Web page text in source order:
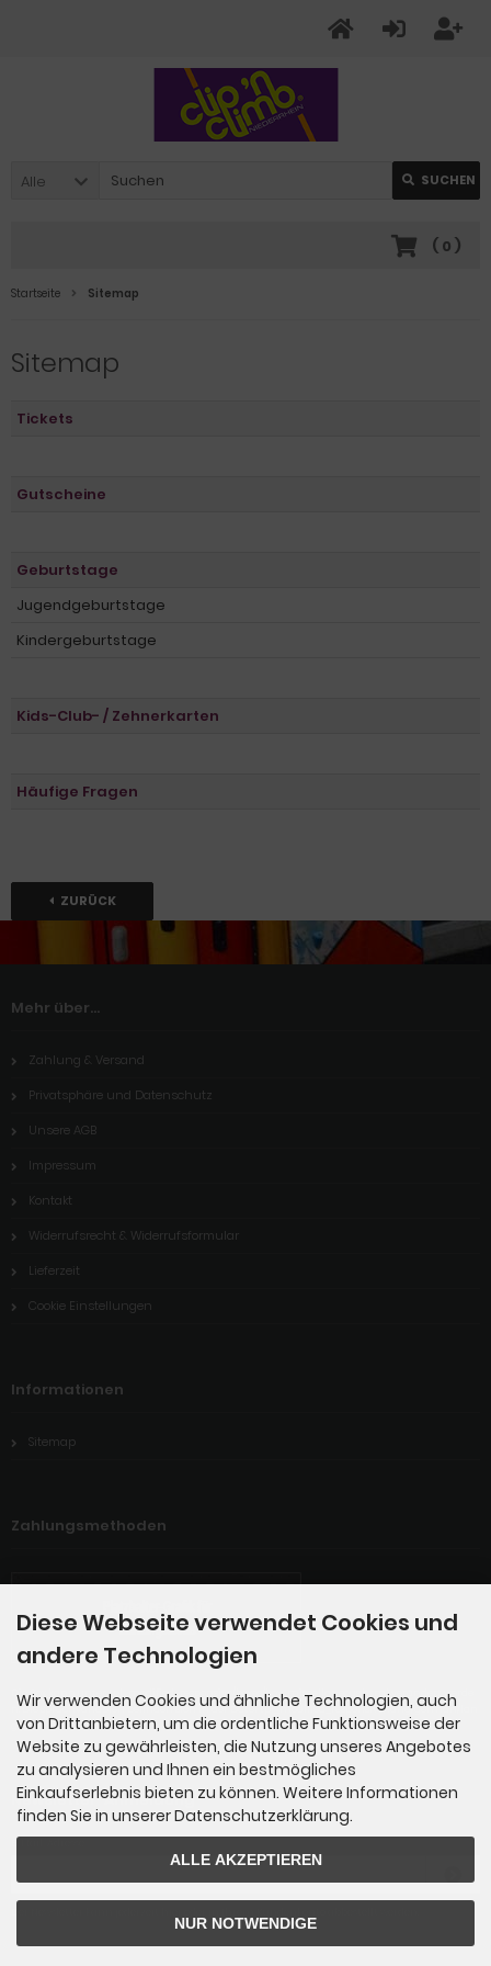
Alle SUCHEN
( 0 )
Startseite Sitemap
Sitemap
Tickets
Gutscheine
Geburtstage
Jugendgeburtstage
Kindergeburtstage
Kids-Club- / Zehnerkarten
Häufige Fragen
ZURÜCK
Mehr über...
Zahlung & Versand
Privatsphäre und Datenschutz
Unsere AGB
Impressum
Kontakt
Widerrufsrecht & Widerrufsformular
Lieferzeit
Cookie Einstellungen
Informationen
Sitemap
Zahlungsmethoden
Die Box kann unter tpl_modified_responsive/boxes/box_miscellaneous.html verändert werde
n. Die Sprachvariablen befinden sich in der Datei tpl_modified_responsive/lang/german/lan
g_german.custom.
Newsletter-Anmeldung
E-Mail-Adresse:
Diese Webseite verwendet Cookies und
andere Technologien
Wir verwenden Cookies und ähnliche Technologien, auch
von Drittanbietern, um die ordentliche Funktionsweise der
Website zu gewährleisten, die Nutzung unseres Angebotes
zu analysieren und Ihnen ein bestmögliches
Einkaufserlebnis bieten zu können. Weitere Informationen
finden Sie in unserer Datenschutzerklärung.
ALLE AKZEPTIEREN
NUR NOTWENDIGE